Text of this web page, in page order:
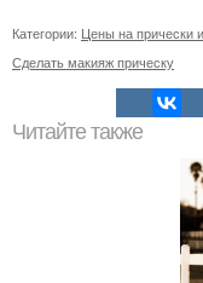
Категории: Цены на прически
Сделать макияж прическу
Читайте также